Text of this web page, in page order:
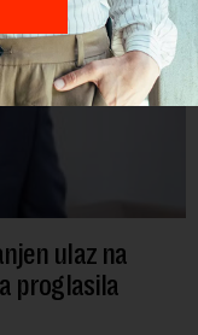
ulaz na
proglasila